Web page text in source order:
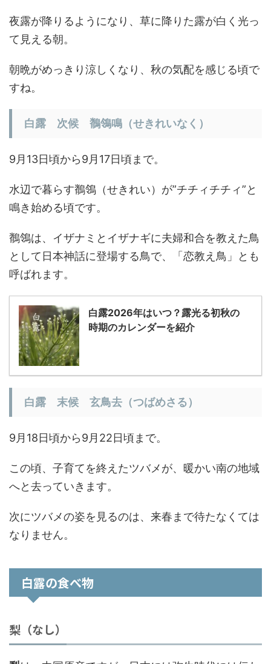
夜露が降りるようになり、草に降りた露が白く光っ
て見える朝。
朝晩がめっきり涼しくなり、秋の気配を感じる頃で
すね。
白露 次候 鶺鴒鳴（せきれいなく）
9月13日頃から9月17日頃まで。
水辺で暮らす鶺鴒（せきれい）が”チチィチチィ”と
鳴き始める頃です。
鶺鴒は、イザナミとイザナギに夫婦和合を教えた鳥
として日本神話に登場する鳥で、「恋教え鳥」とも
呼ばれます。
白露2026年はいつ？露光る初秋の
時期のカレンダーを紹介
白露 末候 玄鳥去（つばめさる）
9月18日頃から9月22日頃まで。
この頃、子育てを終えたツバメが、暖かい南の地域
へと去っていきます。
次にツバメの姿を見るのは、来春まで待たなくては
なりません。
白露の食べ物
梨（なし）